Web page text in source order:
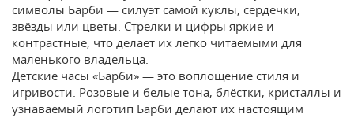
символы Барби — силуэт самой куклы, сердечки,
звёзды или цветы. Стрелки и цифры яркие и
контрастные, что делает их легко читаемыми для
маленького владельца.
Детские часы «Барби» — это воплощение стиля и
игривости. Розовые и белые тона, блёстки, кристаллы и
узнаваемый логотип Барби делают их настоящим